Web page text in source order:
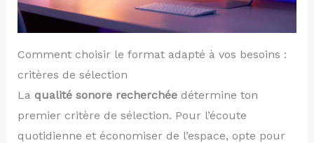
Comment choisir le format adapté à vos besoins :
critères de sélection
La qualité sonore recherchéedétermine ton
premier critère de sélection. Pour l’écoute
quotidienne et économiser de l’espace, opte pour